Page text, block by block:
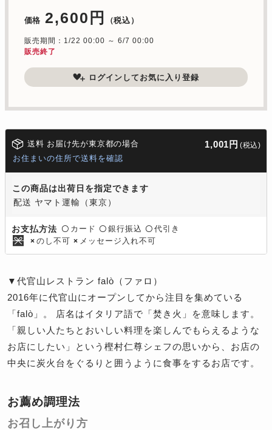
価格 2,600円 （税込）
販売期間：1/22 00:00 ～ 6/7 00:00
販売終了
ログインしてお気に入り登録
送料 お届け先が東京都の場合 1,001円 (税込)
お住まいの住所で送料を確認
この商品は出荷日を指定できます
配送 ヤマト運輸（東京）
お支払方法 〇 カード 〇 銀行振込 〇 代引き
× のし不可 × メッセージ入れ不可
▼代官山レストラン falò（ファロ）
2016年に代官山にオープンしてから注目を集めている
「falò」。 店名はイタリア語で「焚き火」を意味します。
「親しい人たちとおいしい料理を楽しんでもらえるような
お店にしたい」という樫村仁尊シェフの思いから、お店の
中央に炭火台をぐるりと囲うように食事をするお店です。
お薦め調理法
お召し上がり方